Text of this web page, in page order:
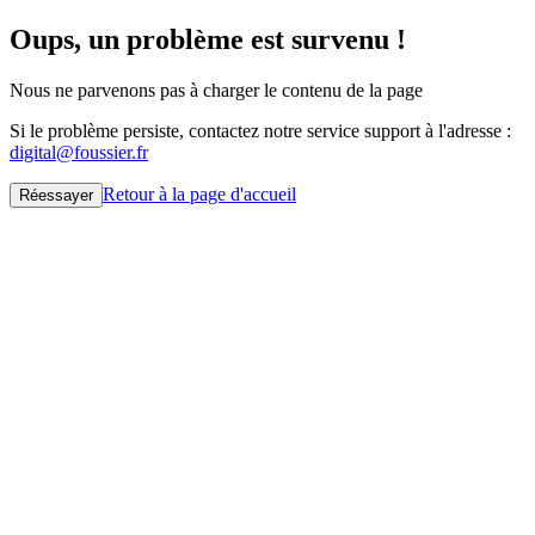
Oups, un problème est survenu !
Nous ne parvenons pas à charger le contenu de la page
Si le problème persiste, contactez notre service support à l'adresse :
digital@foussier.fr
Réessayer Retour à la page d'accueil